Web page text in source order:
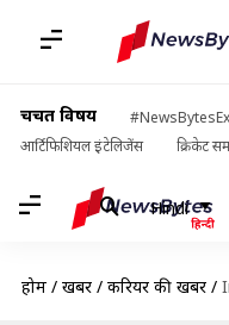
चर्चित विषय
आर्टिफिशियल इंटेलिजेंस
क्रिकेट
Hindi
होम / खबरें / करियर की खबरें /